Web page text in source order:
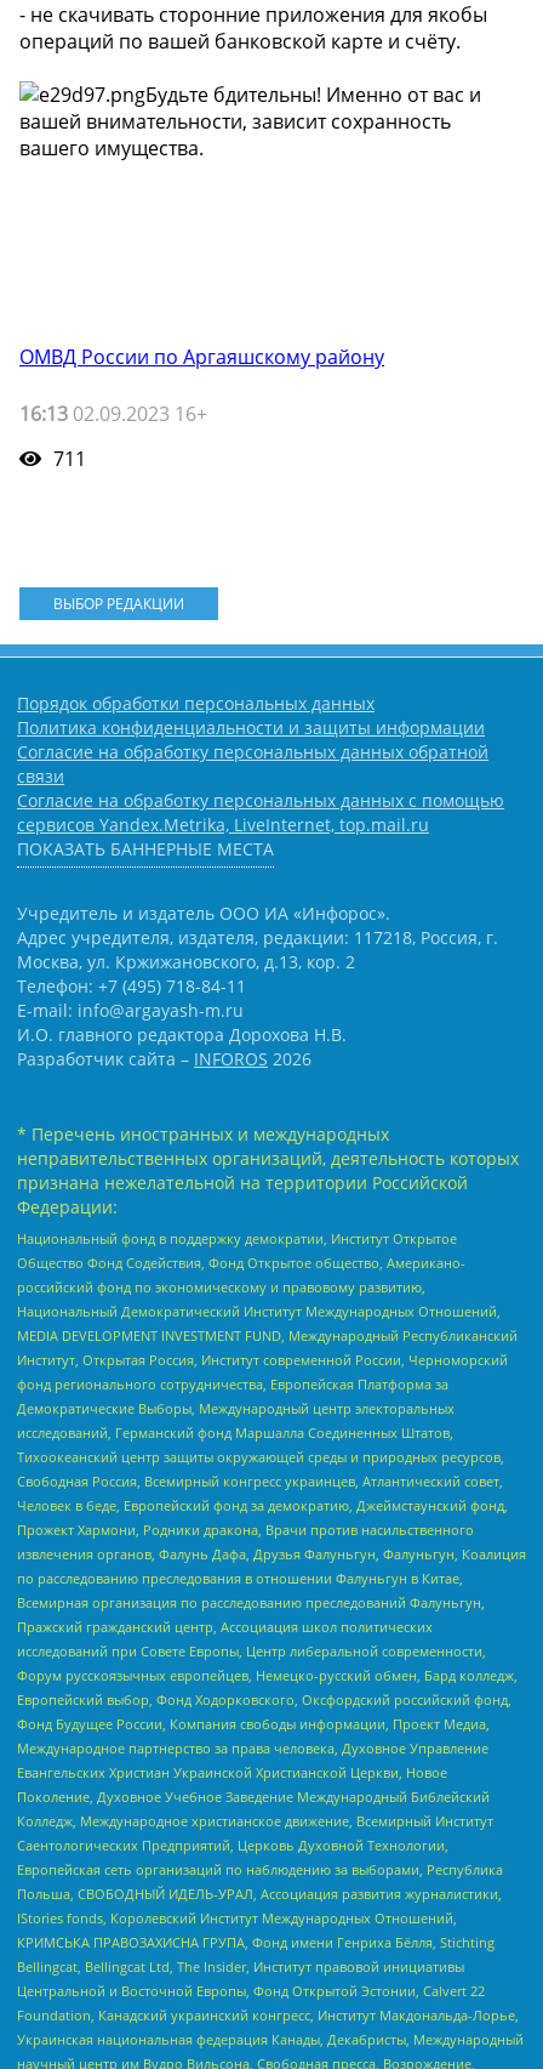
- не скачивать сторонние приложения для якобы
операций по вашей банковской карте и счёту.
Будьте бдительны! Именно от вас и
вашей внимательности, зависит сохранность
вашего имущества.
ОМВД России по Аргаяшскому району
16:13 02.09.2023 16+
711
ВЫБОР РЕДАКЦИИ
Порядок обработки персональных данных
Политика конфиденциальности и защиты информации
Согласие на обработку персональных данных обратной
связи
Согласие на обработку персональных данных с помощью
сервисов Yandex.Metrika, LiveInternet, top.mail.ru
ПОКАЗАТЬ БАННЕРНЫЕ МЕСТА
Учредитель и издатель ООО ИА «Инфорос».
Адрес учредителя, издателя, редакции: 117218, Россия, г.
Москва, ул. Кржижановского, д.13, кор. 2
Телефон: +7 (495) 718-84-11
E-mail: info@argayash-m.ru
И.О. главного редактора Дорохова Н.В.
Разработчик сайта – INFOROS 2026
* Перечень иностранных и международных
неправительственных организаций, деятельность которых
признана нежелательной на территории Российской
Федерации:
Национальный фонд в поддержку демократии, Институт Открытое
Общество Фонд Содействия, Фонд Открытое общество, Американо-
российский фонд по экономическому и правовому развитию,
Национальный Демократический Институт Международных Отношений,
MEDIA DEVELOPMENT INVESTMENT FUND, Международный Республиканский
Институт, Открытая Россия, Институт современной России, Черноморский
фонд регионального сотрудничества, Европейская Платформа за
Демократические Выборы, Международный центр электоральных
исследований, Германский фонд Маршалла Соединенных Штатов,
Тихоокеанский центр защиты окружающей среды и природных ресурсов,
Свободная Россия, Всемирный конгресс украинцев, Атлантический совет,
Человек в беде, Европейский фонд за демократию, Джеймстаунский фонд,
Прожект Хармони, Родники дракона, Врачи против насильственного
извлечения органов, Фалунь Дафа, Друзья Фалуньгун, Фалуньгун, Коалиция
по расследованию преследования в отношении Фалуньгун в Китае,
Всемирная организация по расследованию преследований Фалуньгун,
Пражский гражданский центр, Ассоциация школ политических
исследований при Совете Европы, Центр либеральной современности,
Форум русскоязычных европейцев, Немецко-русский обмен, Бард колледж,
Европейский выбор, Фонд Ходорковского, Оксфордский российский фонд,
Фонд Будущее России, Компания свободы информации, Проект Медиа,
Международное партнерство за права человека, Духовное Управление
Евангельских Христиан Украинской Христианской Церкви, Новое
Поколение, Духовное Учебное Заведение Международный Библейский
Колледж, Международное христианское движение, Всемирный Институт
Саентологических Предприятий, Церковь Духовной Технологии,
Европейская сеть организаций по наблюдению за выборами, Республика
Польша, СВОБОДНЫЙ ИДЕЛЬ-УРАЛ, Ассоциация развития журналистики,
IStories fonds, Королевский Институт Международных Отношений,
КРИМСЬКА ПРАВОЗАХИСНА ГРУПА, Фонд имени Генриха Бёлля, Stichting
Bellingcat, Bellingcat Ltd, The Insider, Институт правовой инициативы
Центральной и Восточной Европы, Фонд Открытой Эстонии, Calvert 22
Foundation, Канадский украинский конгресс, Институт Макдональда-Лорье,
Украинская национальная федерация Канады, Декабристы, Международный
научный центр им Вудро Вильсона, Свободная пресса, Возрождение,